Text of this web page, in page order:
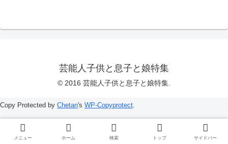
芸能人子供と息子と娘特集
© 2016 芸能人子供と息子と娘特集.
メニュー ホーム 検索 トップ サイドバー
Copy Protected by Chetan's WP-Copyprotect